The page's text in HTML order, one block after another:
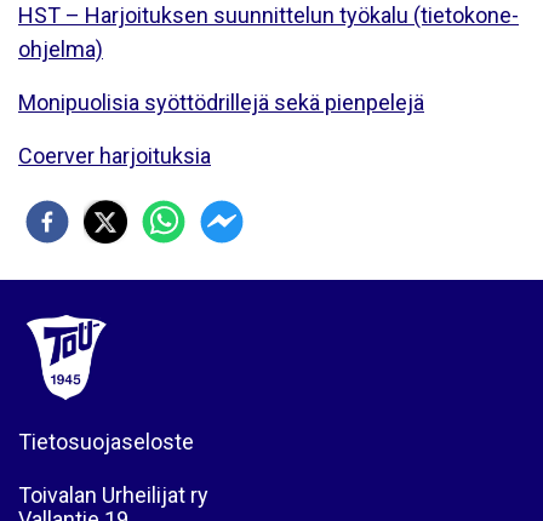
HST – Harjoituksen suunnittelun työkalu (tietokone-
ohjelma)
Monipuolisia syöttödrillejä sekä pienpelejä
Coerver harjoituksia
Tietosuojaseloste
Toivalan Urheilijat ry